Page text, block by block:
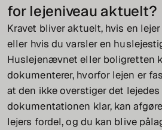
for lejeniveau aktuelt?
Kravet bliver aktuelt, hvis en
eller hvis du varsler en
Huslejenævnet eller boligretten
dokumenterer, hvorfor lejen er
at den ikke overstiger det
dokumentationen klar, kan
lejers fordel, og du kan blive